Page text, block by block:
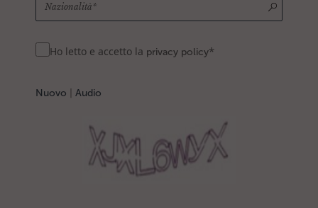
Ho letto e accetto la privacy policy*
Nuovo Audio